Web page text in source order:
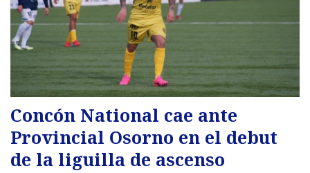
Concón National cae ante
Provincial Osorno en el debut
de la liguilla de ascenso